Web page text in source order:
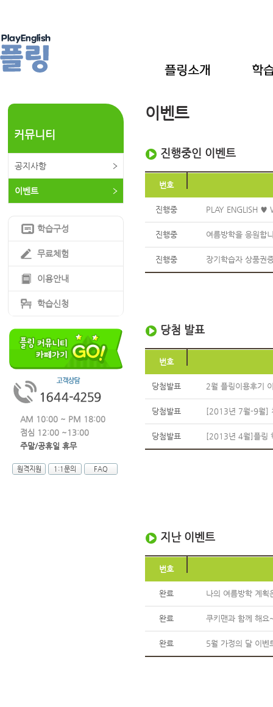
커뮤니티
공지사항
이벤트
학습구성
무료체험
이용안내
학습신청
AM 10:00 ~ PM 18:00
점심 12:00 ~13:00
주말/공휴일 휴무
원격지원 1:1문의 FAQ
이벤트
진행중인 이벤트
번호
진행중 PLAY ENGLISH ♥
진행중 여름방학을 응원
진행중 장기학습자 상품권
당첨 발표
번호
당첨발표 2월 플링이용후기
당첨발표 [2013년 7월-9월]
당첨발표 [2013년 4월]플링
지난 이벤트
번호
완료 나의 여름방학 계획
완료 쿠키맨과 함께 해
완료 5월 가정의 달 이벤